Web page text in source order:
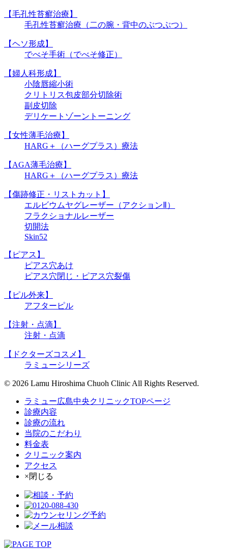
【⽑孔性苔癬治療】
⽑孔性苔癬治療（⼆の腕・背中のぶつぶつ）
【ヘソ形成】
でべそ手術（でべそ修正）
【婦人科形成】
小陰唇縮小術
クリトリス包皮部分切除術
副皮切除
デリケートゾーントーニング
【女性薄毛治療】
HARG＋（ハーグプラス）療法
【AGA薄毛治療】
HARG＋（ハーグプラス）療法
【傷跡修正・リストカット】
エルビウムヤグレーザー（アクションⅡ）
フラクショナルレーザー
切開法
Skin52
【ピアス】
ピアス穴あけ
ピアス穴閉じ・ピアス穴裂傷
【ピル外来】
アフターピル
【注射・点滴】
注射・点滴
【ドクターズコスメ】
ラミューシリーズ
© 2026 Lamu Hiroshima Chuoh Clinic All Rights Reserved.
ラミュー広島中央クリニックTOPページ
診療内容
診療の流れ
当院のこだわり
料金表
クリニック案内
アクセス
×閉じる